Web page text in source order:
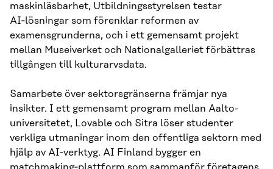
maskinläsbarhet, Utbildningsstyrelsen testar
AI‑lösningar som förenklar reformen av
examensgrunderna, och i ett gemensamt projekt
mellan Museiverket och Nationalgalleriet förbättras
tillgången till kulturarvsdata.
Samarbete över sektorsgränserna främjar nya
insikter. I ett gemensamt program mellan Aalto-
universitetet, Lovable och Sitra löser studenter
verkliga utmaningar inom den offentliga sektorn med
hjälp av AI‑verktyg. AI Finland bygger en